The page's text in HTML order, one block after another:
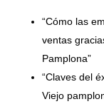
“Cómo las
ventas
Pamplona”
“Claves del
Viejo